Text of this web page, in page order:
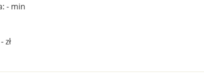
- min
- zł